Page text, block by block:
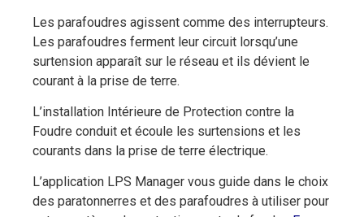
Les parafoudres agissent comme des interrupteurs.
Les parafoudres ferment leur circuit lorsqu’une
surtension apparaît sur le réseau et ils dévient le
courant à la prise de terre.
L’installation Intérieure de Protection contre la
Foudre conduit et écoule les surtensions et les
courants dans la prise de terre électrique.
L’application LPS Manager vous guide dans le choix
des paratonnerres et des parafoudres à utiliser pour